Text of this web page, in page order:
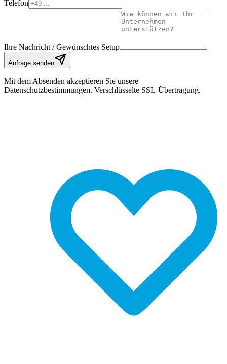
Telefon
Ihre Nachricht / Gewünschtes Setup
Anfrage senden
Mit dem Absenden akzeptieren Sie unsere
Datenschutzbestimmungen. Verschlüsselte SSL-Übertragung.